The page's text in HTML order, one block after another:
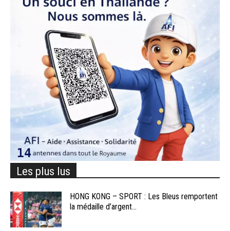
Les plus lus
HONG KONG – SPORT : Les Bleus remportent
la médaille d’argent...